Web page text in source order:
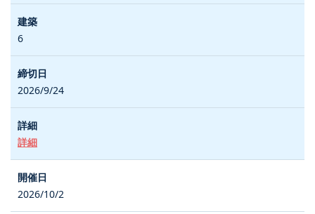
6
2026/9/24
詳細
2026/10/2